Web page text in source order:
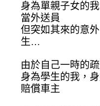
身為單親子女的
當外送員
但突如其來的意
生…
由於自己一時的
身為學生的我，
賠償車主